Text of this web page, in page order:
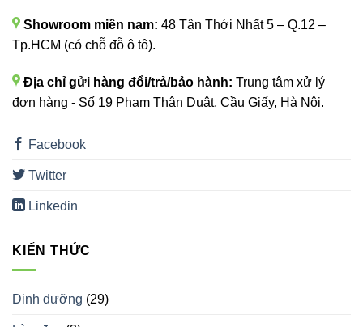
Showroom miền nam: 48 Tân Thới Nhất 5 – Q.12 –
Tp.HCM (có chỗ đỗ ô tô).
Địa chỉ gửi hàng đổi/trả/bảo hành: Trung tâm xử lý
đơn hàng - Số 19 Phạm Thận Duật, Cầu Giấy, Hà Nội.
Facebook
Twitter
Linkedin
KIẾN THỨC
Dinh dưỡng (29)